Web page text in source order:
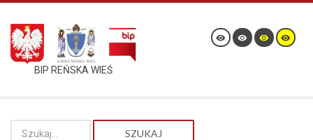
BIP REŃSKA WIEŚ
SZUKAJ